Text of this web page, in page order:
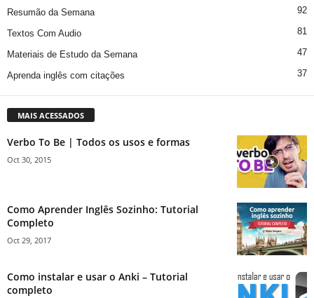
Resumão da Semana 92
Textos Com Audio 81
Materiais de Estudo da Semana 47
Aprenda inglês com citações 37
MAIS ACESSADOS
Verbo To Be | Todos os usos e formas
Oct 30, 2015
Como Aprender Inglês Sozinho: Tutorial
Completo
Oct 29, 2017
Como instalar e usar o Anki – Tutorial
completo